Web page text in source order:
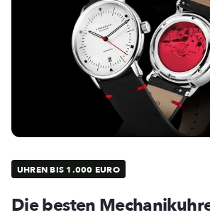
UHREN BIS 1.000 EURO
Die besten